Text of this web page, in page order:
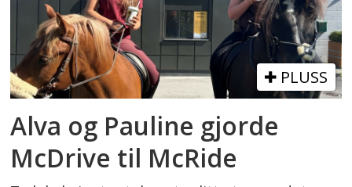
PLUSS
Alva og Pauline gjorde
McDrive til McRide